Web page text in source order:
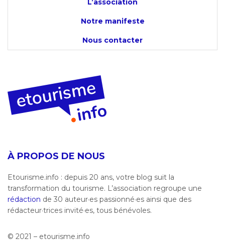
L’association
Notre manifeste
Nous contacter
À PROPOS DE NOUS
Etourisme.info : depuis 20 ans, votre blog suit la
transformation du tourisme. L’association regroupe une
rédaction de 30 auteur·es passionné·es ainsi que des
rédacteur·trices invité·es, tous bénévoles.
© 2021 – etourisme.info